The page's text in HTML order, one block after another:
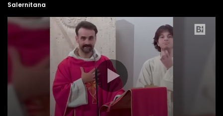
Salernitana